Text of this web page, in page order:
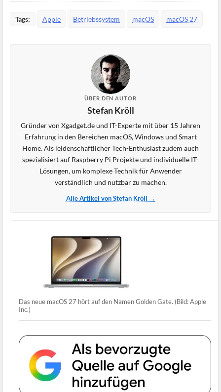
Tags: Apple Betriebssystem macOS macOS 27
ÜBER DEN AUTOR
Stefan Kröll
Gründer von Xgadget.de und IT-Experte mit über 15 Jahren
Erfahrung in den Bereichen macOS, Windows und Smart
Home. Als leidenschaftlicher Tech-Enthusiast zudem auch
spezialisiert auf Raspberry Pi Projekte und individuelle IT-
Lösungen, um komplexe Technik für Anwender
verständlich und nutzbar zu machen.
Alle Artikel von Stefan Kröll →
Das neue macOS 27 hört auf den Namen Golden Gate. (Bild: Apple
Inc.)